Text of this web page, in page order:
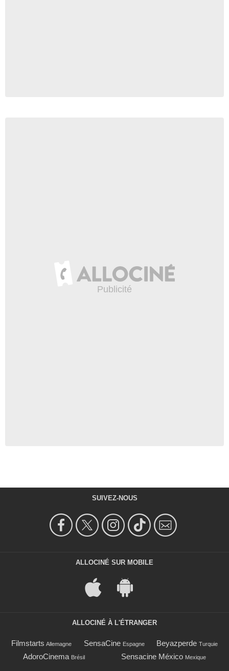
SUIVEZ-NOUS
ALLOCINÉ SUR MOBILE
ALLOCINÉ À L'ÉTRANGER
Filmstarts Allemagne SensaCine Espagne Beyazperde Turquie
AdoroCinema Brésil Sensacine México Mexique